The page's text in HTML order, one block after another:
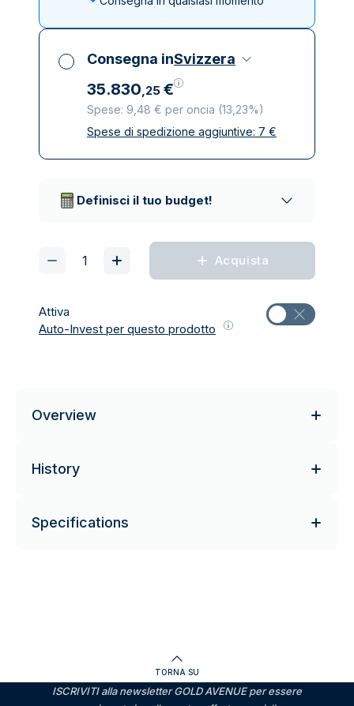
Consegna inSvizzera
35.830,25 €
Spese: 9,48 € per oncia (13,23%)
Tutte le tasse incluse
Spese di spedizione aggiuntive: 7 €
Definisci il tuo budget!
Acquista
Attiva
Auto-Invest per questo prodotto
Overview
History
Specifications
TORNA SU
ISCRIVITI alla newsletter GOLD AVENUE per essere